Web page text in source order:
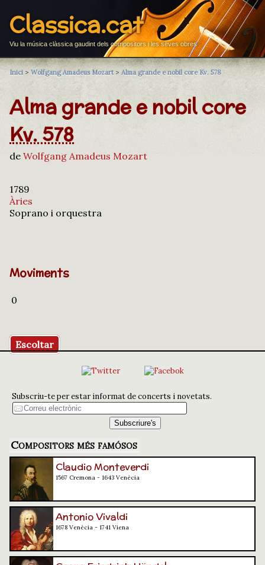
Classica.cat
Viu la música clàssica gaudint dels compositors i les seves obres
Inici > Wolfgang Amadeus Mozart> Alma grande e nobil core Kv. 578
Alma grande e nobil core
Kv. 578
de Wolfgang Amadeus Mozart
1789
Àries
Soprano i orquestra
Moviments
0
Escoltar
Subscriu-te per estar informat de concerts i novetats.
Compositors més famósos
Claudio Monteverdi
1567 Cremona - 1643 Venècia
Antonio Vivaldi
1678 Venècia - 1741 Viena